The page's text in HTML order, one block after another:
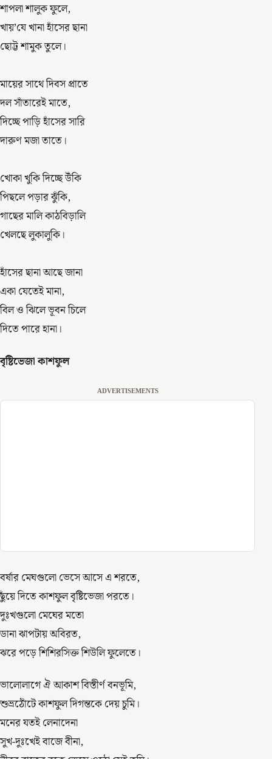
শাপলা শালুক ফুলে,
খায়’যে খানা হাঁসের ছানা
ছোট্ট শামুক তুলে।
মায়ের সাথে দিবস প্রাতে
দল সাঁতারেই মাতে,
দিচ্ছে পাড়ি হাঁসের সারি
দারুণ মজা তাতে।
খোকা খুকি দিচ্ছে উঁকি
পিছলে পড়ার ঝুঁকি,
গাছের মালি কাঠবিড়ালি
খেলছে লুকালুকি।
হাঁসের ছানা আছে জানা
একা যেতেই মানা,
বিল ও ঝিলে ভূবন চিলে
দিতে পারে হানা।
বৃষ্টিভেজা কাশফুল
ADVERTISEMENTS
বর্ষার মেঘগুলো ভেসে আসে এ শরতে,
ছুঁয়ে দিতে কাশফুল বৃষ্টিভেজা পরতে।
দুঃখগুলো মেঘের মতো
ডানা ঝাপটায় অবিরত,
ঝরে পড়ে শিশিরসিক্ত শিউলি ফুলেতে।
ভালোলাগে ঐ আকাশ বিস্তীর্ণ বনভূমি,
শুভ্রঠোঁটে কাশফুল দিগন্তকে দেয় চুমি।
মনের যতই লেনাদেনা
সুখ-দুঃখেই বাজে বীনা,